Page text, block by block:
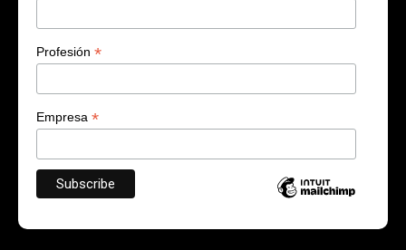
Profesión *
Empresa *